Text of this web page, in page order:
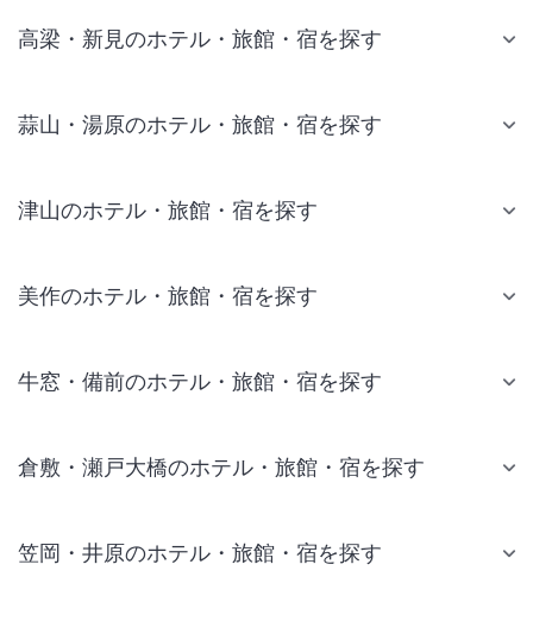
高梁・新見のホテル・旅館・宿を探す
蒜山・湯原のホテル・旅館・宿を探す
津山のホテル・旅館・宿を探す
美作のホテル・旅館・宿を探す
牛窓・備前のホテル・旅館・宿を探す
倉敷・瀬戸大橋のホテル・旅館・宿を探す
笠岡・井原のホテル・旅館・宿を探す